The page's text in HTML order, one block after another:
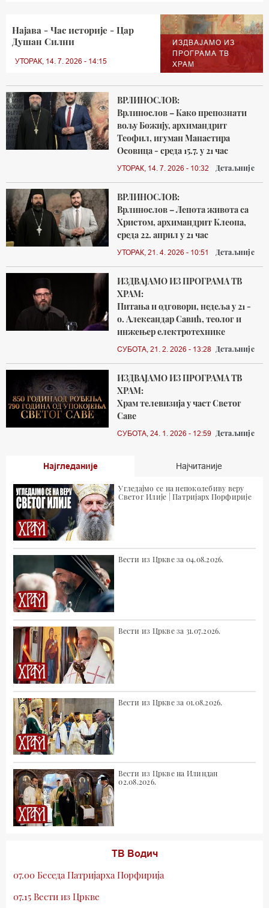
ИЗДВАЈАМО ИЗ
ПРОГРАМА ТВ
ХРАМ
Најава - Час историје - Цар
Душан Силни
УТОРАК, 14. 7. 2026 - 14:15
ВРЛИНОСЛОВ:
Врлинослов – Како препознати
вољу Божију, архимандрит
Теофил, игуман Манастира
Осовица - среда 15.7. у 21 час
УТОРАК, 14. 7. 2026 - 10:32 Детаљније
ВРЛИНОСЛОВ:
Врлинослов – Лепота живота са
Христом, архимандрит Клеопа,
среда 22. април у 21 час
УТОРАК, 21. 4. 2026 - 10:51 Детаљније
ИЗДВАЈАМО ИЗ ПРОГРАМА ТВ
ХРАМ:
Питања и одговори, недеља у 21 -
о. Александар Савић, теолог и
инжењер електротехнике
СУБОТА, 21. 2. 2026 - 13:28 Детаљније
ИЗДВАЈАМО ИЗ ПРОГРАМА ТВ
ХРАМ:
Храм телевизија у част Светог
Саве
СУБОТА, 24. 1. 2026 - 12:59 Детаљније
Најгледаније Најчитаније
Угледајмо се на непоколебиву веру
Светог Илије | Патријарх Порфирије
Вести из Цркве за 04.08.2026.
Вести из Цркве за 31.07.2026.
Вести из Цркве за 01.08.2026.
Вести из Цркве на Илиндан
02.08.2026.
ТВ Водич
07.00 Беседа Патријарха Порфирија
07.15 Вести из Цркве